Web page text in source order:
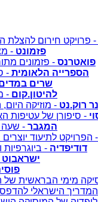
- פרויקט חירום להצלת
פזמונט -
פואטרנס - פזמונים
הספרייה הלאומית -
שרים
להיטון.קום -
רוק.נט - מוזיקה
- סיפורן של עטיפות
המגבר - שעה
- הפרויקט לתיעוד
דודיפדיה -
ישראבוט
מימי הבראשית של
הישראלי